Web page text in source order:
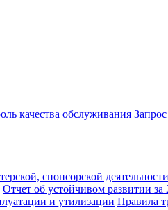
качества обслуживания
спонсорской деятельности
Отчет об устойчивом развитии за
и утилизации Правила